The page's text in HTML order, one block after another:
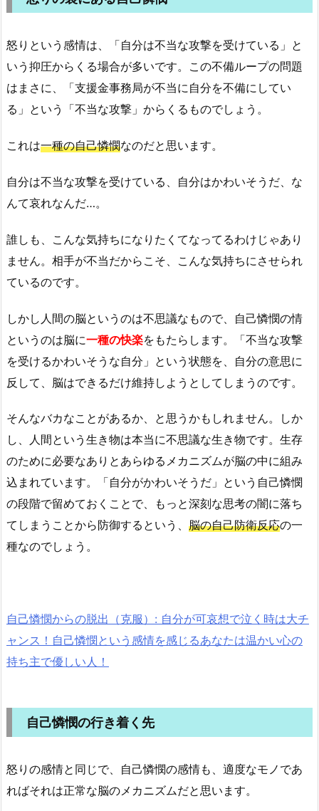
怒りという感情は、「自分は不当な攻撃を受けている」と
いう抑圧からくる場合が多いです。この不備ループの問題
はまさに、「支援金事務局が不当に自分を不備にしてい
る」という「不当な攻撃」からくるものでしょう。
これは一種の自己憐憫なのだと思います。
自分は不当な攻撃を受けている、自分はかわいそうだ、な
んて哀れなんだ…。
誰しも、こんな気持ちになりたくてなってるわけじゃあり
ません。相手が不当だからこそ、こんな気持ちにさせられ
ているのです。
しかし人間の脳というのは不思議なもので、自己憐憫の情
というのは脳に一種の快楽をもたらします。「不当な攻撃
を受けるかわいそうな自分」という状態を、自分の意思に
反して、脳はできるだけ維持しようとしてしまうのです。
そんなバカなことがあるか、と思うかもしれません。しか
し、人間という生き物は本当に不思議な生き物です。生存
のために必要なありとあらゆるメカニズムが脳の中に組み
込まれています。「自分がかわいそうだ」という自己憐憫
の段階で留めておくことで、もっと深刻な思考の闇に落ち
てしまうことから防御するという、 脳の自己防衛反応の一
種なのでしょう。
自己憐憫からの脱出（克服）: 自分が可哀想で泣く時は大チ
ャンス！自己憐憫という感情を感じるあなたは温かい心の
持ち主で優しい人！
自己憐憫の行き着く先
怒りの感情と同じで、自己憐憫の感情も、適度なモノであ
ればそれは正常な脳のメカニズムだと思います。